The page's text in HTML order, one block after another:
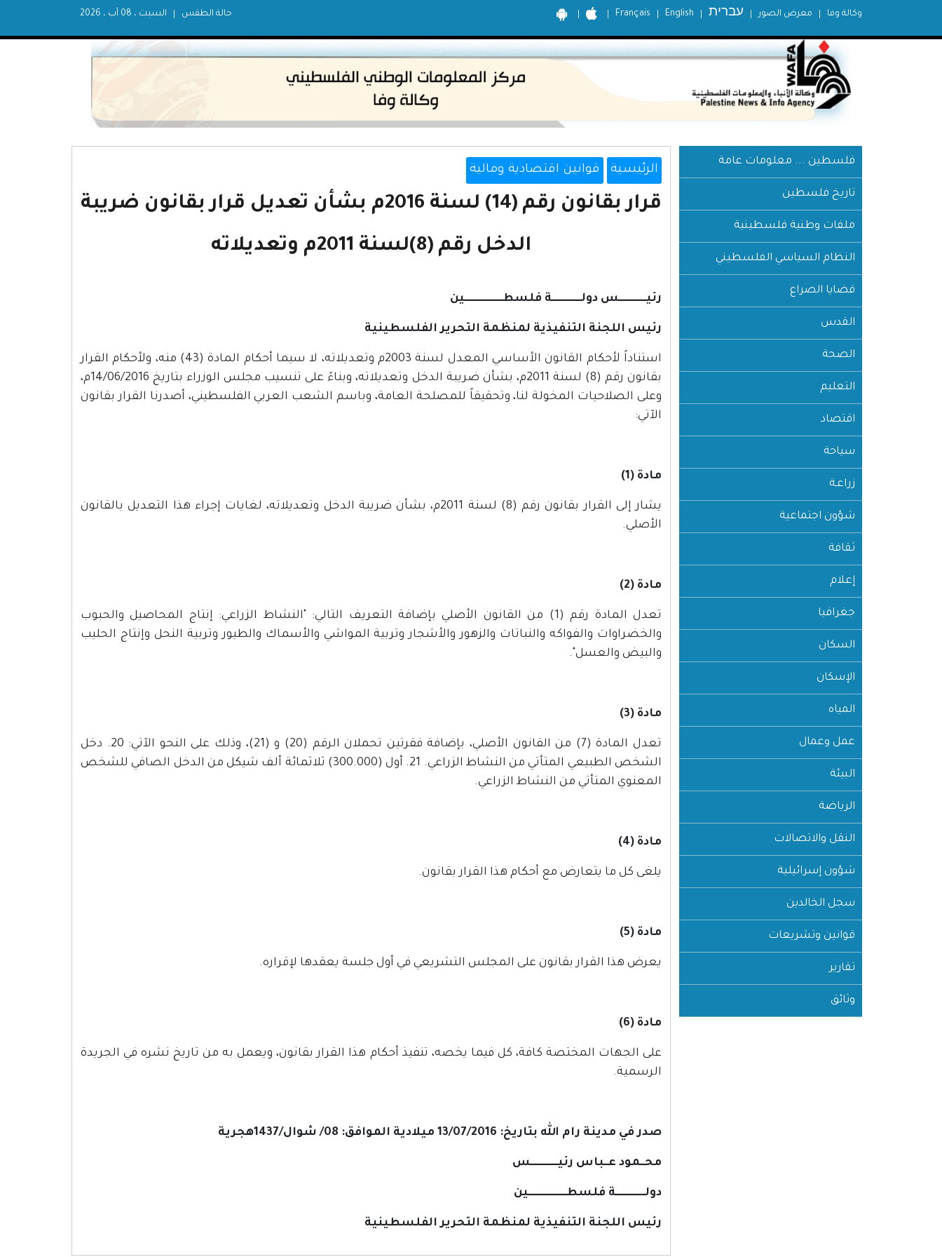
Français English עברית معرض الصور وكالة وفا السبت ، 08 آب ، 2026 حالة الطقس
فلسطين ... معلومات عامة
تاريخ فلسطين
ملفات وطنية فلسطينية
النظام السياسي الفلسطيني
قضايا الصراع
القدس
الصحة
التعليم
اقتصاد
سياحة
زراعـة
شؤون اجتماعية
ثقافة
إعلام
جغرافيا
السكان
الإسكان
المياه
عمل وعمال
البيئة
الرياضة
النقل والاتصالات
شؤون إسرائيلية
سجل الخالدين
قوانين وتشريعات
تقارير
وثائق
الرئيسية قوانين اقتصادية ومالية
قرار بقانون رقم (14) لسنة 2016م بشأن تعديل قرار بقانون ضريبة
الدخل رقم (8)لسنة 2011م وتعديلاته
رئيـــــــــــــس دولــــــــــــــة فلسطــــــــــــــــــين
رئيس اللجنة التنفيذية لمنظمة التحرير الفلسطينية
استناداً لأحكام القانون الأساسي المعدل لسنة 2003م وتعديلاته، لا سيما أحكام المادة (43) منه، ولأحكام القرار
بقانون رقم (8) لسنة 2011م، بشأن ضريبة الدخل وتعديلاته، وبناءً على تنسيب مجلس الوزراء بتاريخ 14/06/2016م،
وعلى الصلاحيات المخولة لنا، وتحقيقاً للمصلحة العامة، وباسم الشعب العربي الفلسطيني، أصدرنا القرار بقانون
الآتي:
مادة (1)
يشار إلى القرار بقانون رقم (8) لسنة 2011م، بشأن ضريبة الدخل وتعديلاته، لغايات إجراء هذا التعديل بالقانون
الأصلي.
مادة (2)
تعدل المادة رقم (1) من القانون الأصلي بإضافة التعريف التالي: "النشاط الزراعي: إنتاج المحاصيل والحبوب
والخضراوات والفواكه والنباتات والزهور والأشجار وتربية المواشي والأسماك والطيور وتربية النحل وإنتاج الحليب
والبيض والعسل".
مادة (3)
تعدل المادة (7) من القانون الأصلي، بإضافة فقرتين تحملان الرقم (20) و (21)، وذلك على النحو الآتي: 20. دخل
الشخص الطبيعي المتأتي من النشاط الزراعي. 21. أول (300.000) ثلاثمائة ألف شيكل من الدخل الصافي للشخص
المعنوي المتأتي من النشاط الزراعي.
مادة (4)
يلغى كل ما يتعارض مع أحكام هذا القرار بقانون.
مادة (5)
يعرض هذا القرار بقانون على المجلس التشريعي في أول جلسة يعقدها لإقراره.
مادة (6)
على الجهات المختصة كافة، كل فيما يخصه، تنفيذ أحكام هذا القرار بقانون، ويعمل به من تاريخ نشره في الجريدة
الرسمية.
صدر في مدينة رام الله بتاريخ: 13/07/2016 ميلادية الموافق: 08/ شوال/1437هجرية
محــمود عــباس رئيـــــــــــــس
دولــــــــــــــة فلسطــــــــــــــــــين
رئيس اللجنة التنفيذية لمنظمة التحرير الفلسطينية